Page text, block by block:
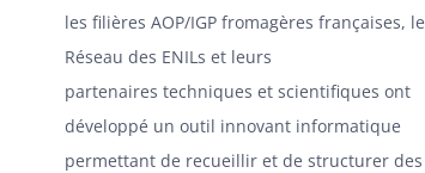
les filières AOP/IGP fromagères françaises, le
Réseau des ENILs et leurs
partenaires techniques et scientifiques ont
développé un outil innovant informatique
permettant de recueillir et de structurer des